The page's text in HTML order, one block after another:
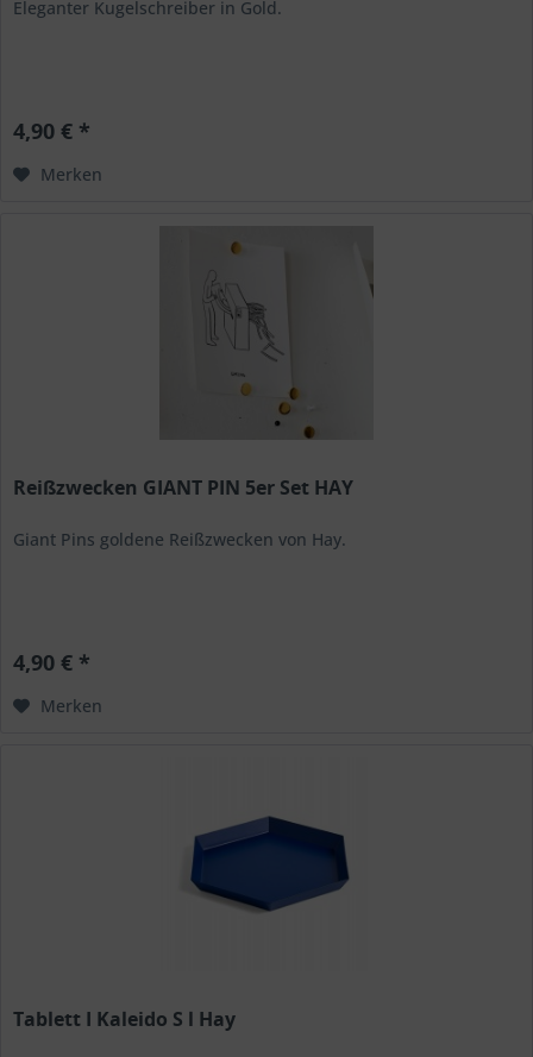
Eleganter Kugelschreiber in Gold.
4,90 € *
Merken
Reißzwecken GIANT PIN 5er Set HAY
Giant Pins goldene Reißzwecken von Hay.
4,90 € *
Merken
Tablett I Kaleido S l Hay